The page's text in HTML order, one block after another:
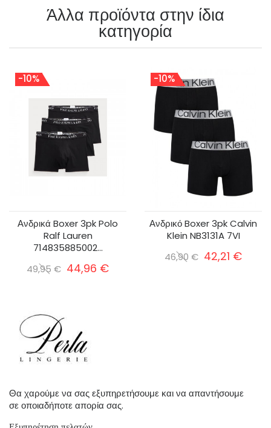
Άλλα προϊόντα στην ίδια
κατηγορία
-10%
Ανδρικά Boxer 3pk Polo
Ralf Lauren
714835885002...
49,95 € 44,96 €
-10%
Ανδρικό Boxer 3pk Calvin
Klein NB3131A 7VI
46,90 € 42,21 €
Θα χαρούμε να σας εξυπηρετήσουμε και να απαντήσουμε
σε οποιαδήποτε απορία σας.